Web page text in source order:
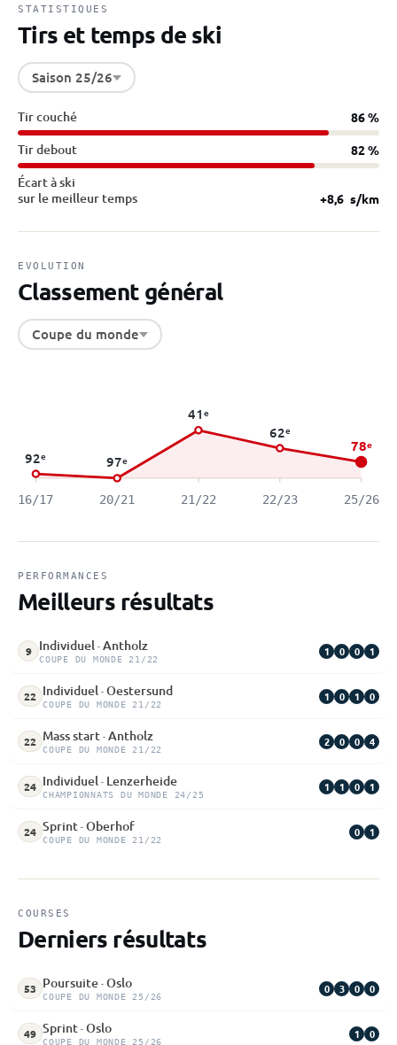
STATISTIQUES
Tirs et temps de ski
Saison 25/26
Tir couché 86 %
Tir debout 82 %
Écart à ski
sur le meilleur temps
+8,6 s/km
EVOLUTION
Classement général
Coupe du monde
92e
16/17
97e
20/21
41e
21/22
62e
22/23
78e
25/26
PERFORMANCES
Meilleurs résultats
9 Individuel · Antholz
COUPE DU MONDE 21/22
1 0 0 1
22 Individuel · Oestersund
COUPE DU MONDE 21/22
1 0 1 0
22 Mass start · Antholz
COUPE DU MONDE 21/22
2 0 0 4
24 Individuel · Lenzerheide
CHAMPIONNATS DU MONDE 24/25
1 1 0 1
24 Sprint · Oberhof
COUPE DU MONDE 21/22
0 1
COURSES
Derniers résultats
53 Poursuite · Oslo
COUPE DU MONDE 25/26
0 3 0 0
49 Sprint · Oslo
COUPE DU MONDE 25/26
1 0